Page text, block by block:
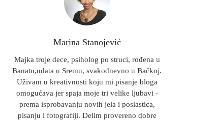
Marina Stanojević
Majka troje dece, psiholog po struci, rođena u
Banatu,udata u Sremu, svakodnevno u Bačkoj.
Uživam u kreativnosti koju mi pisanje bloga
omogućava jer spaja moje tri velike ljubavi -
prema isprobavanju novih jela i poslastica,
pisanju i fotografiji. Delim provereno dobre